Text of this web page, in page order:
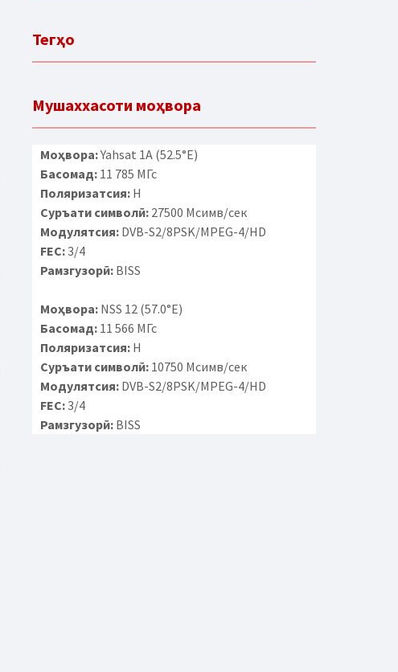
Тегҳо
Мушаххасоти моҳвора
Моҳвора:Yahsat 1A (52.5°E)
Басомад:11 785 МГс
Поляризатсия:H
Суръати символӣ:27500 Мсимв/сек
Модулятсия:DVB-S2/8PSK/MPEG-4/HD
FEC:3/4
Рамзгузорӣ:BISS
Моҳвора:NSS 12 (57.0°E)
Басомад:11 566 МГс
Поляризатсия:H
Суръати символӣ:10750 Мсимв/сек
Модулятсия:DVB-S2/8PSK/MPEG-4/HD
FEC:3/4
Рамзгузорӣ:BISS